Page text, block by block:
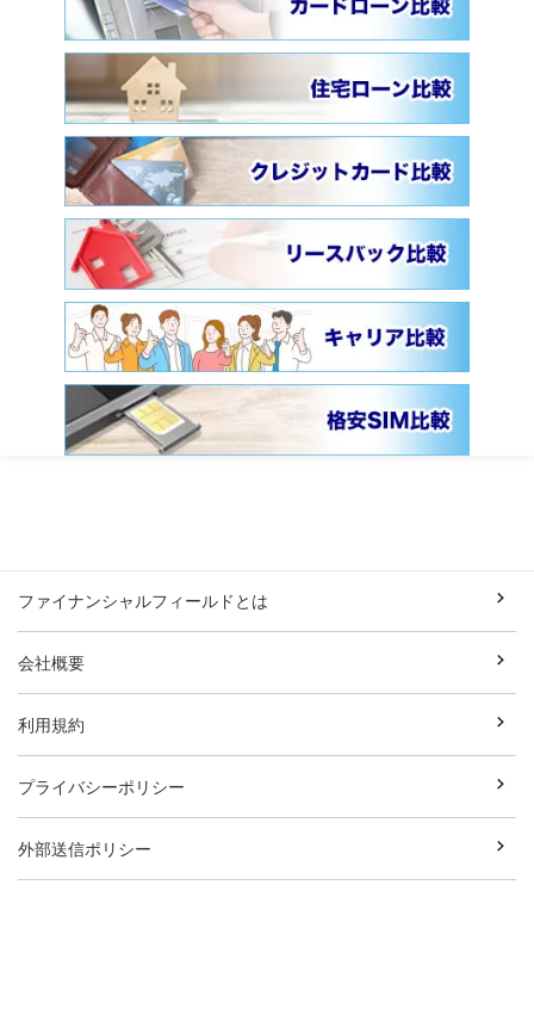
ファイナンシャルフィールドとは
会社概要
利用規約
プライバシーポリシー
外部送信ポリシー